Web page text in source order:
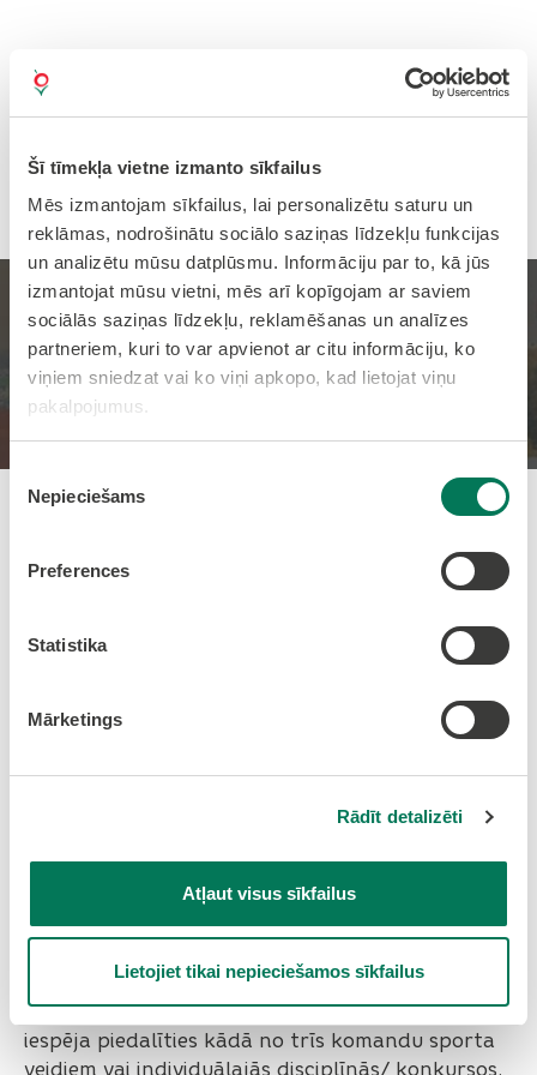
Šī tīmekļa vietne izmanto sīkfailus
Mēs izmantojam sīkfailus, lai personalizētu saturu un
reklāmas, nodrošinātu sociālo saziņas līdzekļu funkcijas
un analizētu mūsu datplūsmu. Informāciju par to, kā jūs
izmantojat mūsu vietni, mēs arī kopīgojam ar saviem
sociālās saziņas līdzekļu, reklamēšanas un analīzes
partneriem, kuri to var apvienot ar citu informāciju, ko
viņiem sniedzat vai ko viņi apkopo, kad lietojat viņu
pakalpojumus.
Piekrišanas
izvēle
Nepieciešams
Preferences
Statistika
Mārketings
Rādīt detalizēti
Atļaut visus sīkfailus
Lietojiet tikai nepieciešamos sīkfailus
Olaines jauniešu sporta
festivāls 2025
Sākums Jaunumi
Olaines jauniešu sporta festivāls
Jau 15. jūnijā Jaunolaines stadionā norisināsies
Olaines Jauniešu sporta festivāls, kurā būs
iespēja piedalīties kādā no trīs komandu sporta
veidiem vai individuālajās disciplīnās/ konkursos.